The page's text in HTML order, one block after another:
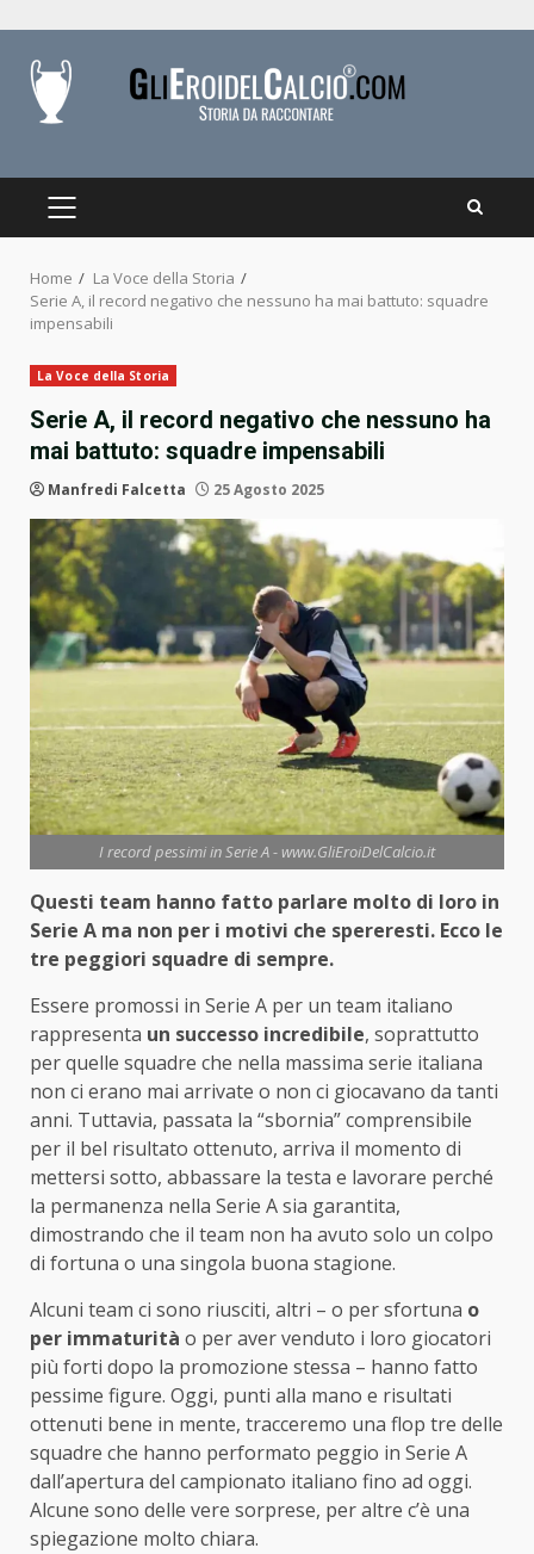
content
PRIMARY
Home
La Voce della Storia
Serie A, il record negativo che nessuno ha mai battuto: squadre
impensabili
La Voce della Storia
Serie A, il record negativo che nessuno ha
mai battuto: squadre impensabili
Manfredi Falcetta 25 Agosto 2025
I record pessimi in Serie A - www.GliEroiDelCalcio.it
Questi team hanno fatto parlare molto di loro in
Serie A ma non per i motivi che spereresti. Ecco le
tre peggiori squadre di sempre.
Essere promossi in Serie A per un team italiano
rappresenta un successo incredibile, soprattutto
per quelle squadre che nella massima serie italiana
non ci erano mai arrivate o non ci giocavano da tanti
anni. Tuttavia, passata la “sbornia” comprensibile
per il bel risultato ottenuto, arriva il momento di
mettersi sotto, abbassare la testa e lavorare perché
la permanenza nella Serie A sia garantita,
dimostrando che il team non ha avuto solo un colpo
di fortuna o una singola buona stagione.
Alcuni team ci sono riusciti, altri – o per sfortuna o
per immaturità o per aver venduto i loro giocatori
più forti dopo la promozione stessa – hanno fatto
pessime figure. Oggi, punti alla mano e risultati
ottenuti bene in mente, tracceremo una flop tre delle
squadre che hanno performato peggio in Serie A
dall’apertura del campionato italiano fino ad oggi.
Alcune sono delle vere sorprese, per altre c’è una
spiegazione molto chiara.